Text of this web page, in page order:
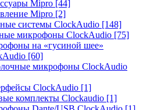
Mipro [44]
Mipro [2]
системы ClockAudio [148]
микрофоны ClockAudio [75]
на «гусиной шее»
[60]
микрофоны ClockAudio
ClockAudio [1]
комплекты Clockaudio [1]